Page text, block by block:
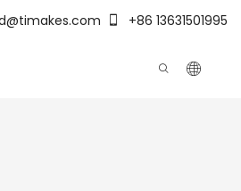
+86 13631501995